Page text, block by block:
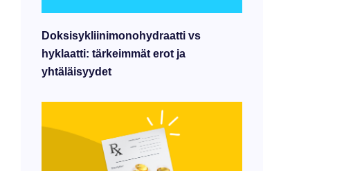
Doksisykliinimonohydraatti vs
hyklaatti: tärkeimmät erot ja
yhtäläisyydet